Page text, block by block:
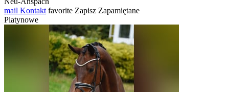
mail Kontakt favorite Zapisz Zapamiętane
Platynowe